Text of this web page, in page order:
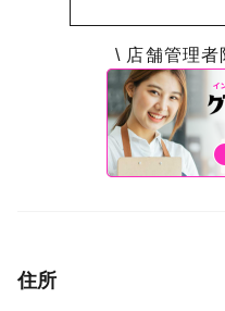
\ 店舗管理
住所